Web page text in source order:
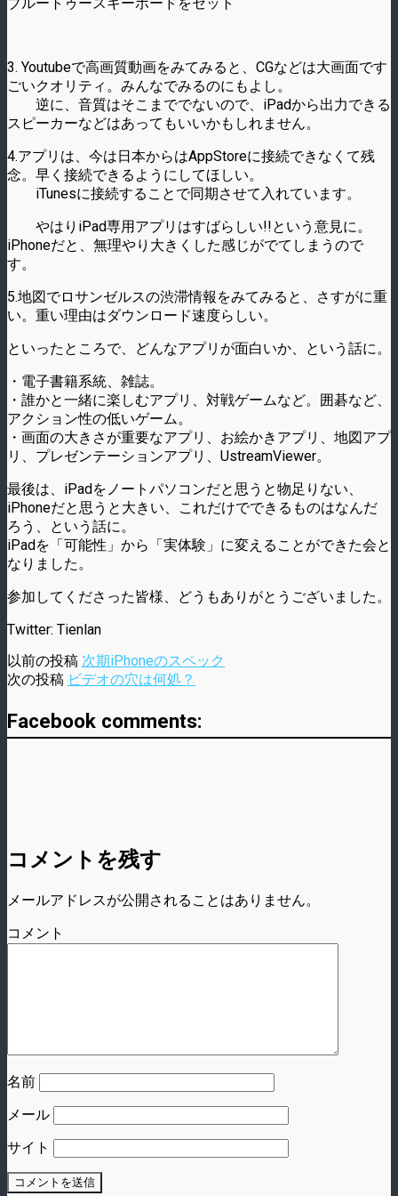
3. Youtubeで高画質動画をみてみると、CGなどは大画面です
ごいクオリティ。みんなでみるのにもよし。
逆に、音質はそこまででないので、iPadから出力できる
スピーカーなどはあってもいいかもしれません。
4.アプリは、今は日本からはAppStoreに接続できなくて残
念。早く接続できるようにしてほしい。
iTunesに接続することで同期させて入れています。
やはりiPad専用アプリはすばらしい!!という意見に。
iPhoneだと、無理やり大きくした感じがでてしまうので
す。
5.地図でロサンゼルスの渋滞情報をみてみると、さすがに重
い。重い理由はダウンロード速度らしい。
といったところで、どんなアプリが面白いか、という話に。
・電子書籍系統、雑誌。
・誰かと一緒に楽しむアプリ、対戦ゲームなど。囲碁など、
アクション性の低いゲーム。
・画面の大きさが重要なアプリ、お絵かきアプリ、地図アプ
リ、プレゼンテーションアプリ、UstreamViewer。
最後は、iPadをノートパソコンだと思うと物足りない、
iPhoneだと思うと大きい、これだけでできるものはなんだ
ろう、という話に。
iPadを「可能性」から「実体験」に変えることができた会と
なりました。
参加してくださった皆様、どうもありがとうございました。
Twitter: Tienlan
以前の投稿 次期iPhoneのスペック
次の投稿 ビデオの穴は何処？
Facebook comments:
コメントを残す
メールアドレスが公開されることはありません。
コメント
名前
メール
サイト